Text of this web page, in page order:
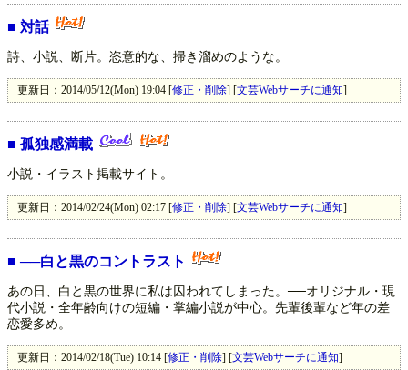
■ 対話
詩、小説、断片。恣意的な、掃き溜めのような。
更新日：2014/05/12(Mon) 19:04 [修正・削除] [文芸Webサーチに通知]
■ 孤独感満載
小説・イラスト掲載サイト。
更新日：2014/02/24(Mon) 02:17 [修正・削除] [文芸Webサーチに通知]
■ ──白と黒のコントラスト
あの日、白と黒の世界に私は囚われてしまった。──オリジナル・現
代小説・全年齢向けの短編・掌編小説が中心。先輩後輩など年の差
恋愛多め。
更新日：2014/02/18(Tue) 10:14 [修正・削除] [文芸Webサーチに通知]